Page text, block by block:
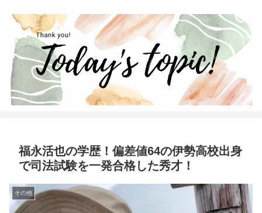
福永活也の学歴！偏差値64の伊勢高校出身
で司法試験を一発合格した秀才！
その他